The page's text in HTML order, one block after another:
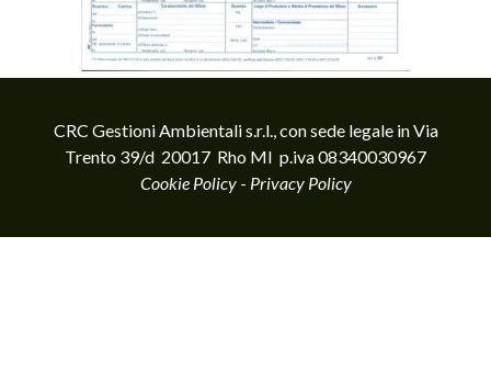
CRC Gestioni Ambientali s.r.l., con sede legale in Via
Trento 39/d 20017 Rho MI p.iva 08340030967
Cookie Policy- Privacy Policy